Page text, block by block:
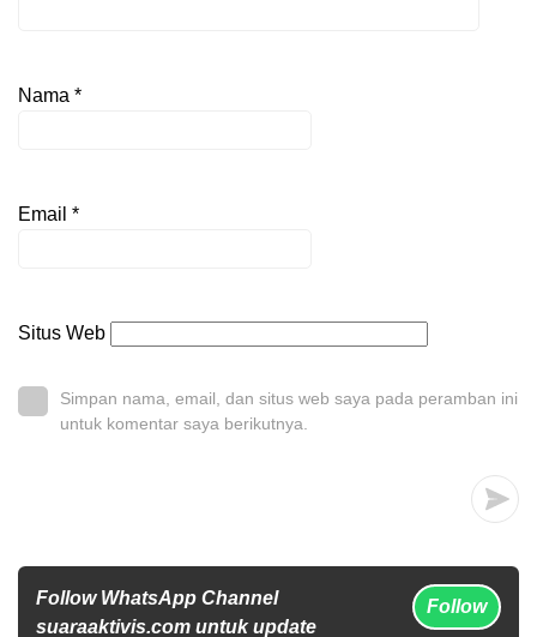
Nama *
Email *
Situs Web
Simpan nama, email, dan situs web saya pada peramban ini
untuk komentar saya berikutnya.
Follow WhatsApp Channel
suaraaktivis.com untuk update
Follow